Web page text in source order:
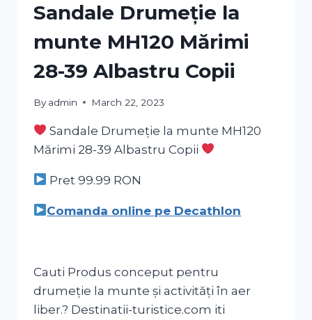
Sandale Drumeție la
munte MH120 Mărimi
28-39 Albastru Copii
By admin March 22, 2023
Sandale Drumeție la munte MH120
Mărimi 28-39 Albastru Copii
Pret 99.99 RON
Comanda online pe Decathlon
Cauti Produs conceput pentru
drumeție la munte și activități în aer
liber.? Destinatii-turistice.com iti